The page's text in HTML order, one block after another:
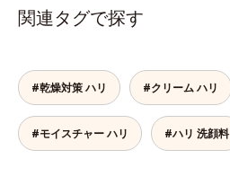
香りの個性を引き出すフレグランス
ボディオイルです。フレグランスと
は一人ひとりが持つ肌の香り「スキ
ンセント」に着目。それぞれの個性
であるスキンセントを他の香りで覆
い隠すのではなく、肌の匂いにオイ
関連タグで探す
#乾燥対策 ハリ #クリーム ハリ
#モイスチャー ハリ #ハリ 洗顔料